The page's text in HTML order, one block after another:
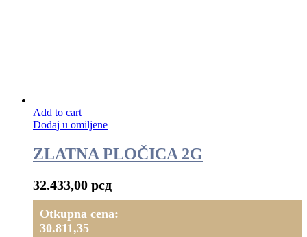
Add to cart
Dodaj u omiljene
ZLATNA PLOČICA 2G
32.433,00 рсд
Otkupna cena:
30.811,35